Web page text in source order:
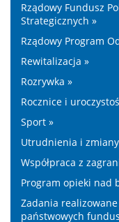
Rządowy Fundusz
Strategicznych »
Rządowy Program
Rewitalizacja »
Rozrywka »
Rocznice i
Sport »
Utrudnienia i
Współpraca z
Program opieki nad
Zadania
państwowych